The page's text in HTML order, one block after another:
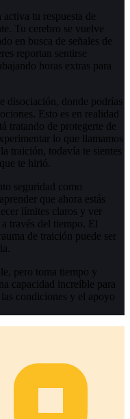
tu respuesta de
Tu cerebro se vuelve
en busca de señales de
reportan sentirse
horas extras para
disociación, donde podrías
Esto es en realidad
tratando de protegerte de
lo que llamamos
traición, todavía te sientes
te hirió.
seguridad como
que ahora estás
límites claros y ver
través del tiempo. El
de traición puede ser
pero toma tiempo y
capacidad increíble para
condiciones y el apoyo